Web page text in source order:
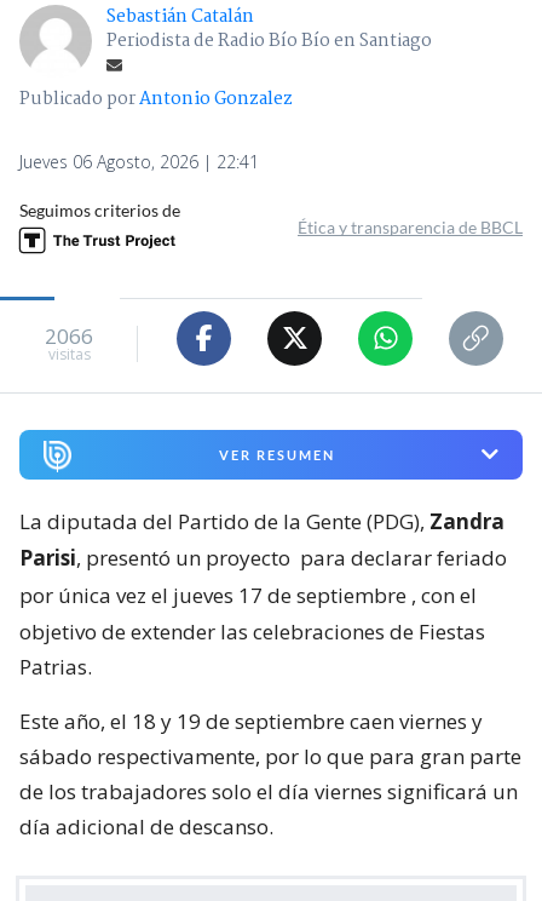
Sebastián Catalán
Periodista de Radio Bío Bío en Santiago
Publicado porAntonio Gonzalez
Jueves 06 Agosto, 2026 | 22:41
Seguimos criterios de
Ética y transparencia de BBCL
2066
visitas
VER RESUMEN
La diputada del Partido de la Gente (PDG), Zandra
Parisi, presentó un proyecto para declarar feriado
por única vez el jueves 17 de septiembre , con el
objetivo de extender las celebraciones de Fiestas
Patrias.
Este año, el 18 y 19 de septiembre caen viernes y
sábado respectivamente, por lo que para gran parte
de los trabajadores solo el día viernes significará un
día adicional de descanso.